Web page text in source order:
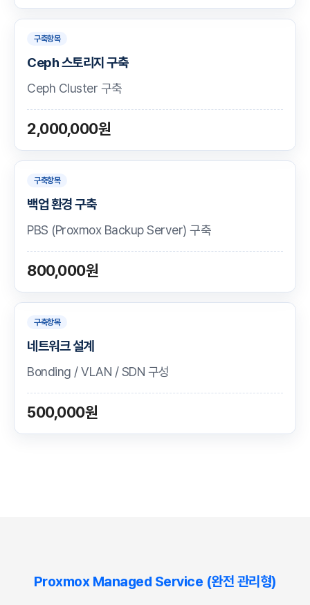
구축항목
Ceph 스토리지 구축
Ceph Cluster 구축
2,000,000원
구축항목
백업 환경 구축
PBS (Proxmox Backup Server) 구축
800,000원
구축항목
네트워크 설계
Bonding / VLAN / SDN 구성
500,000원
Proxmox Managed Service (완전 관리형)